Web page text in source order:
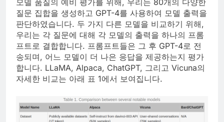
질문 집합을 생성하고 GPT-4를 사용하여 모델 출력을
판단하였습니다. 두 가지 다른 모델을 비교하기 위해,
우리는 각 질문에 대해 각 모델의 출력을 하나의 프롬
프트로 결합합니다. 프롬프트들은 그 후 GPT-4로 전
송되며, 어느 모델이 더 나은 응답을 제공하는지 평가
합니다. LLaMA, Alpaca, ChatGPT, 그리고 Vicuna의
자세한 비교는 아래 표 1에서 보여집니다.